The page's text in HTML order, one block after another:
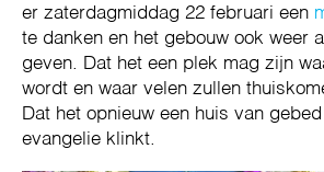
er zaterdagmiddag 22 februari een
te danken en het gebouw ook weer
geven. Dat het een plek mag zijn
wordt en waar velen zullen
Dat het opnieuw een huis van
evangelie klinkt.